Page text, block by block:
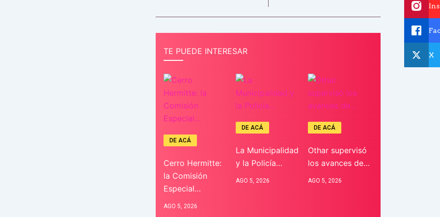
TE PUEDE INTERESAR
DE ACÁ
Cerro Hermitte:
la Comisión
Especial…
AGO 5, 2026
DE ACÁ
La Municipalidad
y la Policía…
AGO 5, 2026
DE ACÁ
Othar supervisó
los avances de…
AGO 5, 2026
X